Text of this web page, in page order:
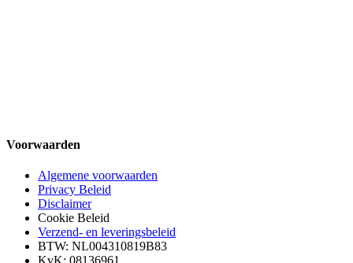
Voorwaarden
Algemene voorwaarden
Privacy Beleid
Disclaimer
Cookie Beleid
Verzend- en leveringsbeleid
BTW: NL004310819B83